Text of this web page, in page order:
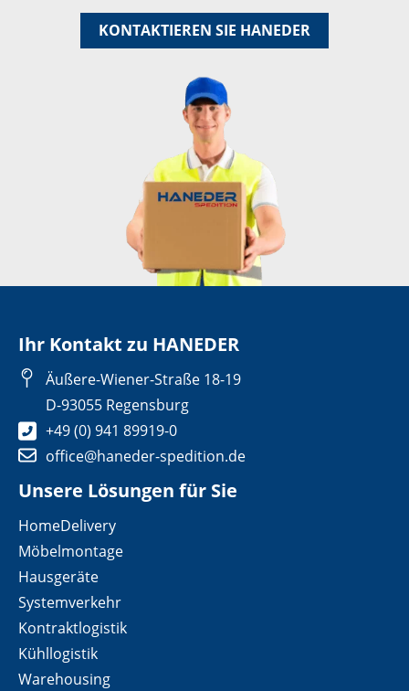
KONTAKTIEREN SIE HANEDER
Ihr Kontakt zu HANEDER
Äußere-Wiener-Straße 18-19
D-93055 Regensburg
+49 (0) 941 89919-0
office@haneder-spedition.de
Unsere Lösungen für Sie
HomeDelivery
Möbelmontage
Hausgeräte
Systemverkehr
Kontraktlogistik
Kühllogistik
Warehousing